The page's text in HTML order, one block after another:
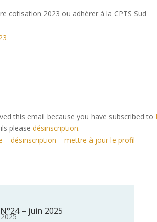
cotisation 2023 ou adhérer à la CPTS Sud
this email because you have subscribed to
please désinscription.
– désinscription – mettre à jour le profil
– juin 2025